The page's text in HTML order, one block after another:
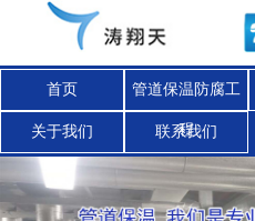
首页 管道保温防腐工
程
关于我们 联系我们